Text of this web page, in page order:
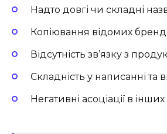
Надто довгі чи складні
Копіювання відомих
Відсутність зв’язку з
Складність у написанні та
Негативні асоціації в